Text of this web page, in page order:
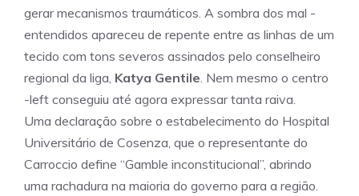
gerar mecanismos traumáticos. A sombra dos mal -
entendidos apareceu de repente entre as linhas de um
tecido com tons severos assinados pelo conselheiro
regional da liga, Katya Gentile. Nem mesmo o centro
-left conseguiu até agora expressar tanta raiva.
Uma declaração sobre o estabelecimento do Hospital
Universitário de Cosenza, que o representante do
Carroccio define “Gamble inconstitucional”, abrindo
uma rachadura na maioria do governo para a região.